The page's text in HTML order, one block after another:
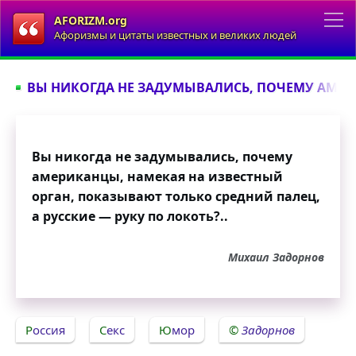
AFORIZM.org
Афоризмы и цитаты известных и великих людей
ВЫ НИКОГДА НЕ ЗАДУМЫВАЛИСЬ, ПОЧЕМУ
Вы никогда не задумывались, почему
американцы, намекая на известный
орган, показывают только средний палец,
а русские — руку по локоть?..
Михаил Задорнов
Россия Секс Юмор Задорнов